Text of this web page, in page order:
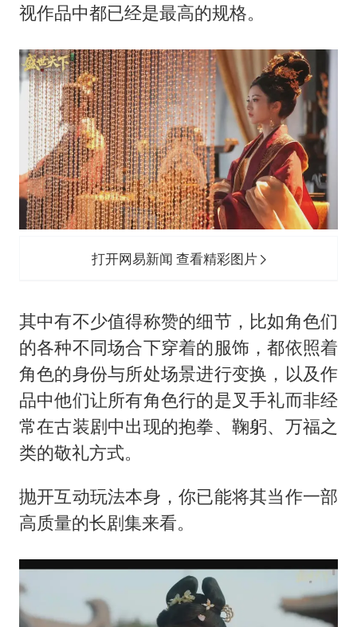
视作品中都已经是最高的规格。
打开网易新闻 查看精彩图片
其中有不少值得称赞的细节，比如角色们
的各种不同场合下穿着的服饰，都依照着
角色的身份与所处场景进行变换，以及作
品中他们让所有角色行的是叉手礼而非经
常在古装剧中出现的抱拳、鞠躬、万福之
类的敬礼方式。
抛开互动玩法本身，你已能将其当作一部
高质量的长剧集来看。